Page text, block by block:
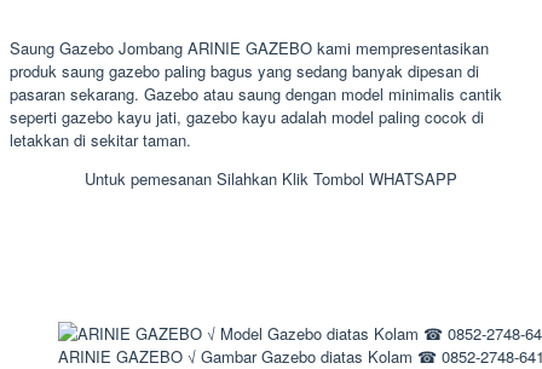
Saung Gazebo Jombang ARINIE GAZEBO kami mempresentasikan
produk saung gazebo paling bagus yang sedang banyak dipesan di
pasaran sekarang. Gazebo atau saung dengan model minimalis cantik
seperti gazebo kayu jati, gazebo kayu adalah model paling cocok di
letakkan di sekitar taman.
Untuk pemesanan Silahkan Klik Tombol WHATSAPP
ARINIE GAZEBO √ Gambar Gazebo diatas Kolam ☎ 0852-2748-